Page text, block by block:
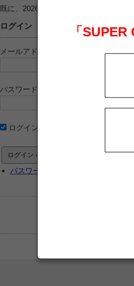
既に、2026 SUPER GT サポーターズ
ログイン
メールアドレス
パスワード
ログイン情報を記憶
パスワードをお忘れですか ?
「